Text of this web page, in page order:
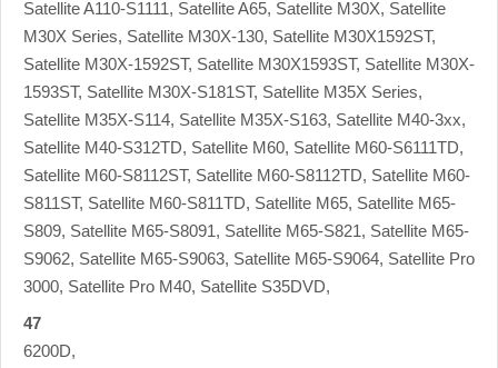
Satellite A110-S1111, Satellite A65, Satellite M30X, Satellite
M30X Series, Satellite M30X-130, Satellite M30X1592ST,
Satellite M30X-1592ST, Satellite M30X1593ST, Satellite M30X-
1593ST, Satellite M30X-S181ST, Satellite M35X Series,
Satellite M35X-S114, Satellite M35X-S163, Satellite M40-3xx,
Satellite M40-S312TD, Satellite M60, Satellite M60-S6111TD,
Satellite M60-S8112ST, Satellite M60-S8112TD, Satellite M60-
S811ST, Satellite M60-S811TD, Satellite M65, Satellite M65-
S809, Satellite M65-S8091, Satellite M65-S821, Satellite M65-
S9062, Satellite M65-S9063, Satellite M65-S9064, Satellite Pro
3000, Satellite Pro M40, Satellite S35DVD,
47
6200D,